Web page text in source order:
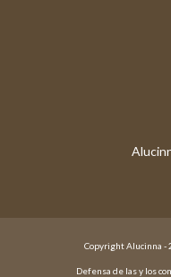
Copyright Alucinna -
Defensa de las y los